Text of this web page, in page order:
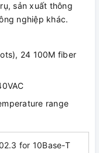
sản xuất thông
nghiệp khác.
24 100M fiber
range
for 10Base-T